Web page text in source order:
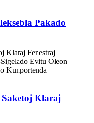
Pakado
Klaraj